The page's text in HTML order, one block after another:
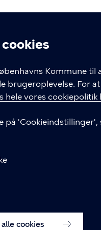
Kommune til
brugeroplevelse. For
hele vores cookiepolitik
på
cookies